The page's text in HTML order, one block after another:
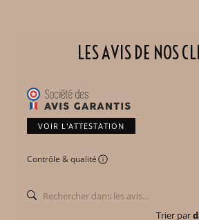
LES AVIS DE NOS
VOIR L'ATTESTATION
Contrôle & qualité
Trier par